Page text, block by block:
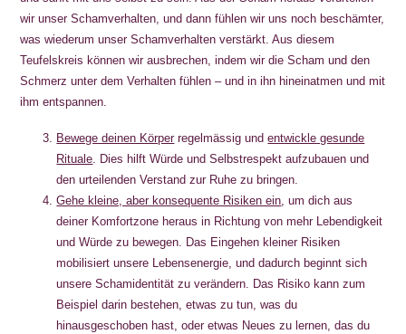
wir unser Schamverhalten, und dann fühlen wir uns noch beschämter,
was wiederum unser Schamverhalten verstärkt. Aus diesem
Teufelskreis können wir ausbrechen, indem wir die Scham und den
Schmerz unter dem Verhalten fühlen – und in ihn hineinatmen und mit
ihm entspannen.
Bewege deinen Körperregelmässig undentwickle gesunde
Rituale. Dies hilft Würde und Selbstrespekt aufzubauen und
den urteilenden Verstand zur Ruhe zu bringen.
Gehe kleine, aber konsequente Risiken ein, um dich aus
deiner Komfortzone heraus in Richtung von mehr Lebendigkeit
und Würde zu bewegen. Das Eingehen kleiner Risiken
mobilisiert unsere Lebensenergie, und dadurch beginnt sich
unsere Schamidentität zu verändern. Das Risiko kann zum
Beispiel darin bestehen, etwas zu tun, was du
hinausgeschoben hast, oder etwas Neues zu lernen, das du